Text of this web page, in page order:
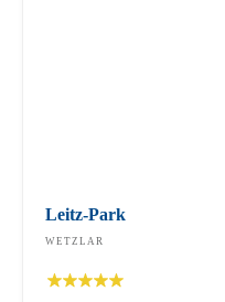
Leitz-Park
WETZLAR